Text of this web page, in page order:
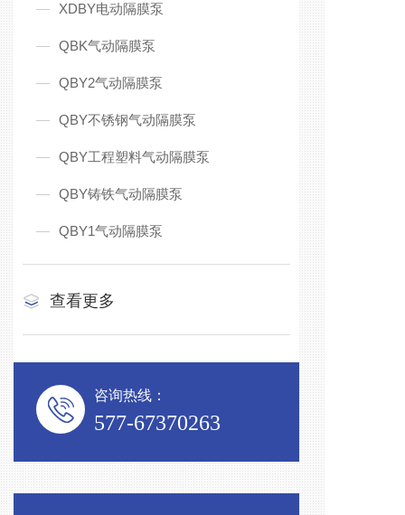
XDBY电动隔膜泵
QBK气动隔膜泵
QBY2气动隔膜泵
QBY不锈钢气动隔膜泵
QBY工程塑料气动隔膜泵
QBY铸铁气动隔膜泵
QBY1气动隔膜泵
查看更多
咨询热线：
577-67370263